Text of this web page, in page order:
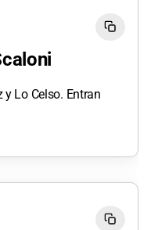
Lo Celso. Entran